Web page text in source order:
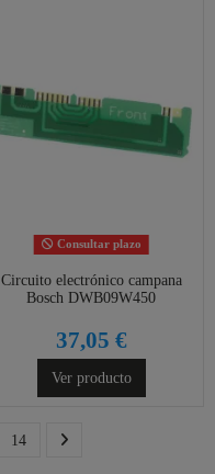
Consultar plazo
Circuito electrónico campana
Bosch DWB09W450
37,05 €
Ver producto
14